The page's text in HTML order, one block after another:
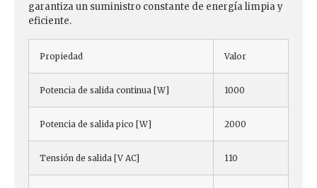
garantiza un suministro constante de energía limpia y
eficiente.
Propiedad Valor
Potencia de salida continua [W] 1000
Potencia de salida pico [W] 2000
Tensión de salida [V AC] 110